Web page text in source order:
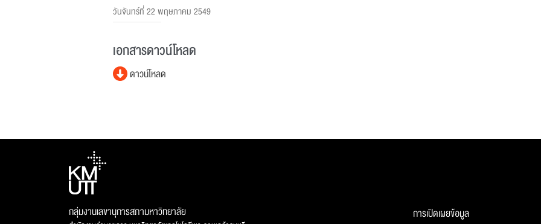
วันจันทร์ที่ 22 พฤษภาคม 2549
เอกสารดาวน์โหลด
ดาวน์โหลด
กลุ่มงานเลขานุการสภามหาวิทยาลัย การเปิดเผยข้อมูล